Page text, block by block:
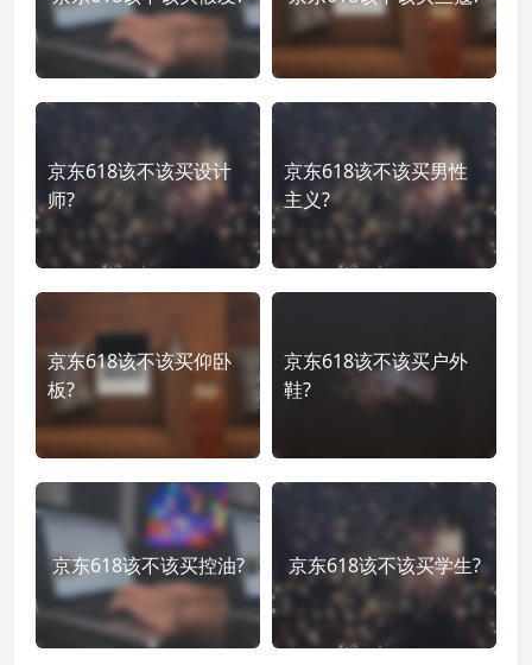
京东618该不该买设计
师?
京东618该不该买男性
主义?
京东618该不该买仰卧
板?
京东618该不该买户外
鞋?
京东618该不该买控油? 京东618该不该买学生?